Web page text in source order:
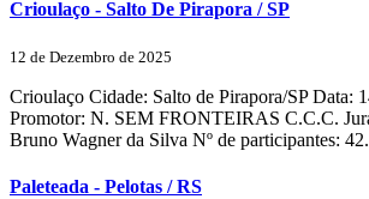
Crioulaço - Salto De Pirapora / SP
12 de Dezembro de 2025
Crioulaço Cidade: Salto de Pirapora/SP Data:
Promotor: N. SEM FRONTEIRAS C.C.C.
Bruno Wagner da Silva Nº de participantes:
Paleteada - Pelotas / RS